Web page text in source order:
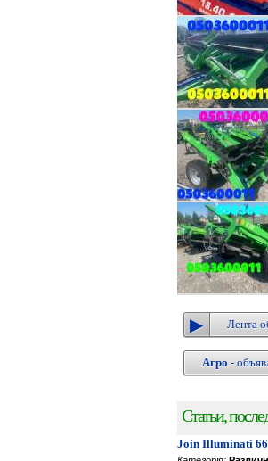
Лента
Агро -
Статьи,
Join Illuminati